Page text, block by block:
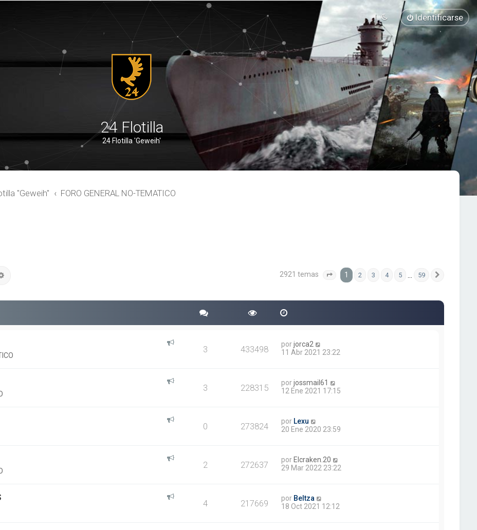
Identificarse
24 Flotilla
24 Flotilla 'Geweih'
"Geweih" FORO GENERAL NO-TEMATICO
2921 temas Página 1de 59
1 2 3 4 5 59
3 433498 porjorca2
11 Abr 2021 23:22
3 228315 porjossmail61
12 Ene 2021 17:15
0 273824 por Lexu
20 Ene 2020 23:59
2 272637 por Elcraken.20
29 Mar 2022 23:22
4 217669 por Beltza
18 Oct 2021 12:12